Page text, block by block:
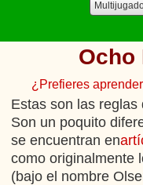
Ocho
¿Prefieres
Estas son las
Son un poquito
se encuentran en
como originalmente
(bajo el nombre